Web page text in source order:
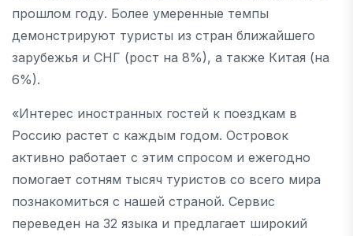
прошлом году. Более умеренные темпы
демонстрируют туристы из стран ближайшего
зарубежья и СНГ (рост на 8%), а также Китая (на
6%).
«Интерес иностранных гостей к поездкам в
Россию растет с каждым годом. Островок
активно работает с этим спросом и ежегодно
помогает сотням тысяч туристов со всего мира
познакомиться с нашей страной. Сервис
переведен на 32 языка и предлагает широкий